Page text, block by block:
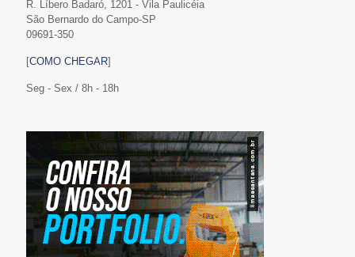
R. Líbero Badaró, 1201 - Vila Paulicéia
São Bernardo do Campo-SP
09691-350
[COMO CHEGAR]
Seg - Sex / 8h - 18h